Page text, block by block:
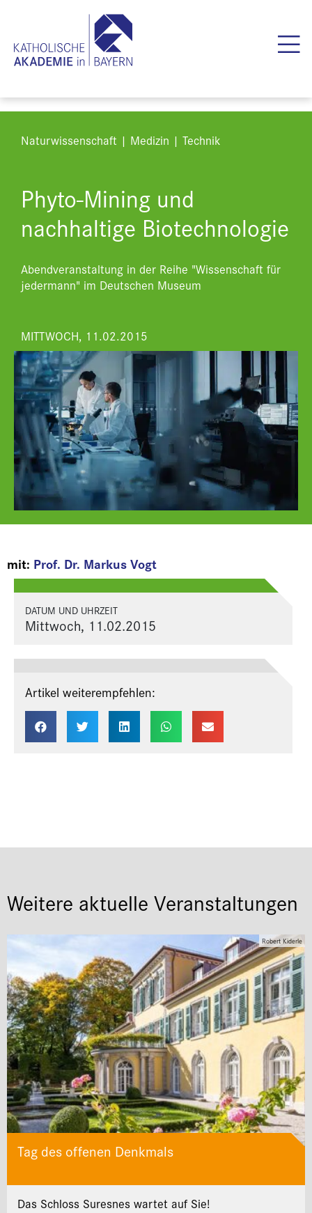
Naturwissenschaft | Medizin | Technik
Phyto-Mining und
nachhaltige Biotechnologie
Abendveranstaltung in der Reihe "Wissenschaft für
jedermann" im Deutschen Museum
MITTWOCH, 11.02.2015
mit: Prof. Dr. Markus Vogt
DATUM UND UHRZEIT
Mittwoch, 11.02.2015
Artikel weiterempfehlen:
Weitere aktuelle Veranstaltungen
Robert Kiderle
Tag des offenen Denkmals
Das Schloss Suresnes wartet auf Sie!